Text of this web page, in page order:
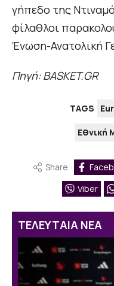
γήπεδο της
φίλαθλοι
Ένωση-Ανατολική
Πηγή: BASKET.GR
TAGS
Εθνική
Share
Viber
ΤΕΛΕΥΤΑΙΑ ΝΕΑ